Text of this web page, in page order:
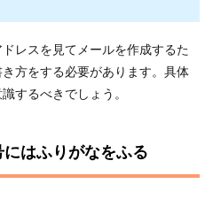
レスを見てメールを作成するた
方をする必要があります。具体
するべきでしょう。
はふりがなをふる